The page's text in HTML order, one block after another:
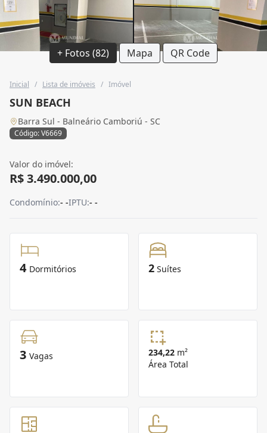
+ Fotos (82) Mapa QR Code
Inicial / Lista de imóveis / Imóvel
SUN BEACH
Barra Sul - Balneário Camboriú - SC
Código: V6669
Valor do imóvel:
R$ 3.490.000,00
Condomínio:- -IPTU:- -
4 Dormitórios 2 Suítes
3 Vagas 234,22 m²
Área Total